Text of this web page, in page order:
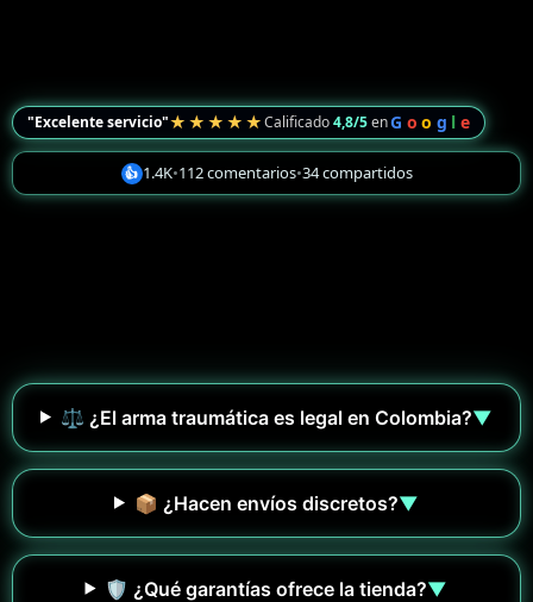
"Excelente servicio"★★★★★Calificado4,8/5enG o o g l e
👍 1.4K•112 comentarios•34 compartidos
⚖️ ¿El arma traumática es legal en Colombia?▼
📦 ¿Hacen envíos discretos?▼
🛡️ ¿Qué garantías ofrece la tienda?▼